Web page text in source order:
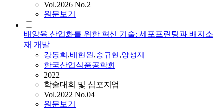
Vol.2026 No.2
원문보기
배양육 산업화를 위한 혁신 기술: 세포프린팅과 배지소
재 개발
강동희 ,배현원,송규현,양성재
한국산업식품공학회
2022
학술대회 및 심포지엄
Vol.2022 No.04
원문보기